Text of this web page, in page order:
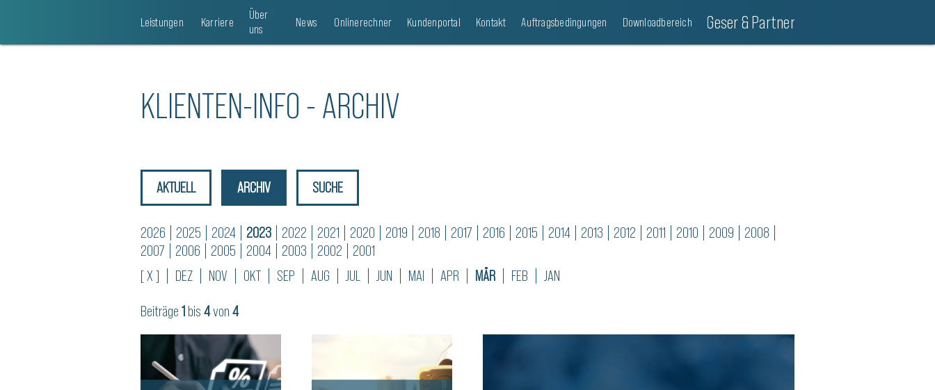
Leistungen Karriere
Über
uns
News Onlinerechner Kundenportal Kontakt Auftragsbedingungen Downloadbereich Geser & Partner
KLIENTEN-INFO - ARCHIV
AKTUELL ARCHIV SUCHE
2026 2025 2024| 2023| 2022 2021 2020 2019 2018 2017 2016 2015 2014| 2013 2012 2011 2010 2009 2008
2007
2006 2005 2004| 2003 2002
2001
[ X ]
DEZ| NOV OKT| SEP AUG JUL| JUN MAI APR MÄR| FEB JAN
Beiträge 1bis 4von 4